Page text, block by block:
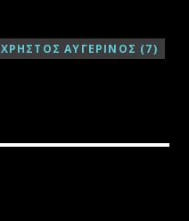
ΧΡΗΣΤΟΣ ΑΥΓΕΡΙΝΟΣ (7)